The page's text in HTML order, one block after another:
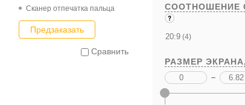
Cканер отпечатка пальца
Предзаказать
Сравнить
СООТНОШЕНИЕ
20:9 (4)
РАЗМЕР ЭКРАНА,
–